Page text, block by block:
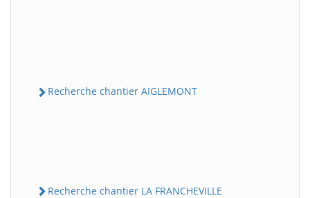
Recherche chantier AIGLEMONT
Recherche chantier LA FRANCHEVILLE